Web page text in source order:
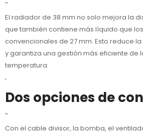
''
El radiador de 38 mm no solo mejora la
que también contiene más líquido que
convencionales de 27 mm. Esto reduce
y garantiza una gestión más eficiente de
temperatura.
'
Dos opciones de
''
Con el cable divisor, la bomba, el